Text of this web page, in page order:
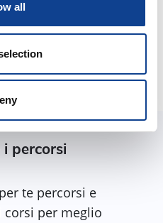
all
i percorsi
te percorsi e
per meglio